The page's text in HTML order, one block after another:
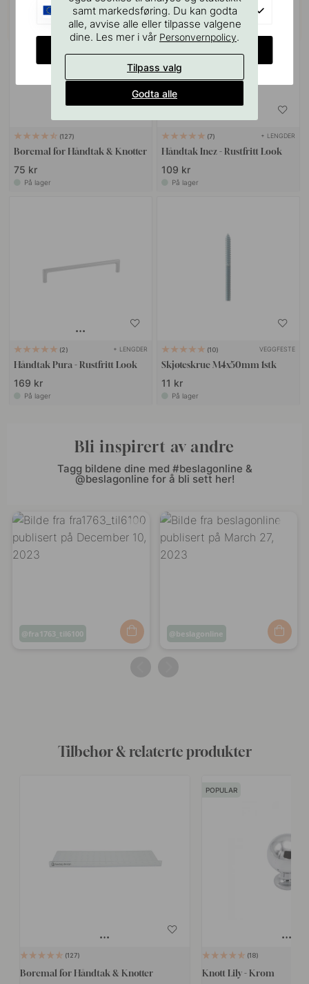
127
Boremal for Håndtak & Knotter
75 kr
På lager
7 + LENGDER
Håndtak Inez - Rustfritt Look
109 kr
På lager
2 + LENGDER
Håndtak Pura - Rustfritt Look
169 kr
På lager
10 VEGGFESTE
Skjøteskrue M4x50mm 1stk
11 kr
På lager
Bli inspirert av andre
Tagg bildene dine med #beslagonline &
@beslagonline for å bli sett her!
Innlegg
fra1763_til6100
Innlegg
beslagonline
Tilbehør & relaterte produkter
127
Boremal for Håndtak & Knotter
POPULAR
18
Knott Lily - Krom
samt markedsføring. Du kan godta
alle, avvise alle eller tilpasse valgene
dine. Les mer i vår Personvernpolicy.
Tilpass valg
Godta alle
EU